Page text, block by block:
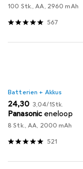
100 Stk., AA, 2960 mAh
567
Batterien + Akkus
EUR
24,30 EUR
3,04/1Stk.
Panasonic eneloop
8 Stk., AA, 2000 mAh
521